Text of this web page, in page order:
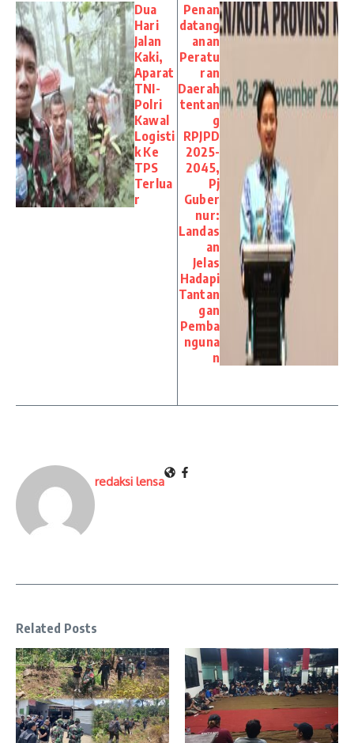
Dua
Hari
Jalan
Kaki,
Aparat
TNI-
Polri
Kawal
Logisti
k Ke
TPS
Terlua
r
Penan
datang
anan
Peratu
ran
Daerah
tentan
g
RPJPD
2025-
2045,
Pj
Guber
nur:
Landas
an
Jelas
Hadapi
Tantan
gan
Pemba
nguna
n
redaksi lensa
Related Posts